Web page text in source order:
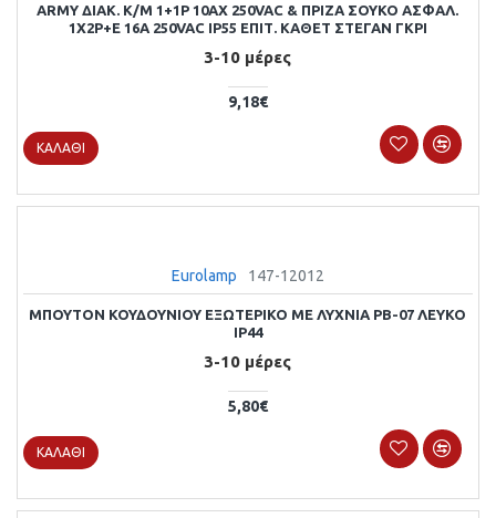
ARMY ΔΙΑΚ. Κ/Μ 1+1P 10AX 250VAC & ΠΡΙΖΑ ΣΟΥΚΟ ΑΣΦΑΛ.
1X2P+E 16A 250VAC IP55 ΕΠΙΤ. ΚΑΘΕΤ ΣΤΕΓΑΝ ΓΚΡΙ
3-10 μέρες
9,18€
ΚΑΛΆΘΙ
Eurolamp 147-12012
ΜΠΟΥΤΟΝ ΚΟΥΔΟΥΝΙΟΥ ΕΞΩΤΕΡΙΚΟ ΜΕ ΛΥΧΝΙΑ PB-07 ΛΕΥΚΟ
ΙΡ44
3-10 μέρες
5,80€
ΚΑΛΆΘΙ